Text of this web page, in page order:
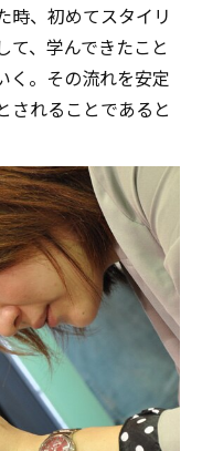
時、初めてスタイリ
て、学んできたこと
く。その流れを安定
されることであると